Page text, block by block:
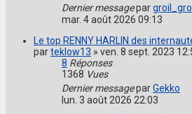
Dernier messagepar
mar. 4 août 2026 09:13
Le top RENNY HARLIN des
parteklow13 » ven. 8 sept. 2023
8 Réponses
1368 Vues
Dernier messageparGekko
lun. 3 août 2026 22:03